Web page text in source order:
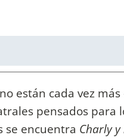
están cada vez
pensados para
se encuentra Charly